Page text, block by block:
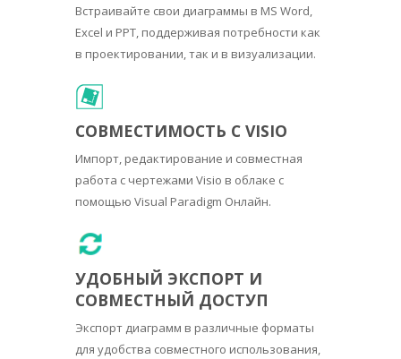
Встраивайте свои диаграммы в MS Word,
Excel и PPT, поддерживая потребности как
в проектировании, так и в визуализации.
СОВМЕСТИМОСТЬ С VISIO
Импорт, редактирование и совместная
работа с чертежами Visio в облаке с
помощью Visual Paradigm Онлайн.
УДОБНЫЙ ЭКСПОРТ И
СОВМЕСТНЫЙ ДОСТУП
Экспорт диаграмм в различные форматы
для удобства совместного использования,